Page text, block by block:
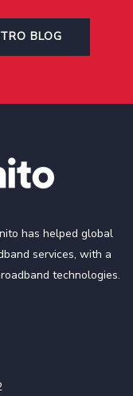
BLOG
has helped global
services, with a
technologies.